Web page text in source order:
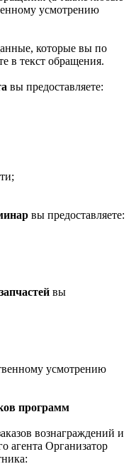
усмотрению
которые вы по
в текст обращения.
вы предоставляете:
вы предоставляете:
вы
усмотрению
программ
вознаграждений и
агента Организатор